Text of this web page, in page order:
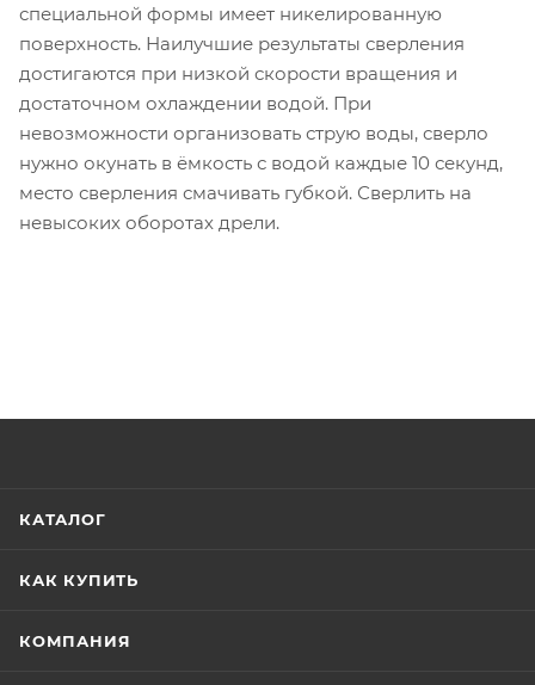
специальной формы имеет никелированную
поверхность. Наилучшие результаты сверления
достигаются при низкой скорости вращения и
достаточном охлаждении водой. При
невозможности организовать струю воды, сверло
нужно окунать в ёмкость с водой каждые 10 секунд,
место сверления смачивать губкой. Сверлить на
невысоких оборотах дрели.
КАТАЛОГ
КАК КУПИТЬ
КОМПАНИЯ